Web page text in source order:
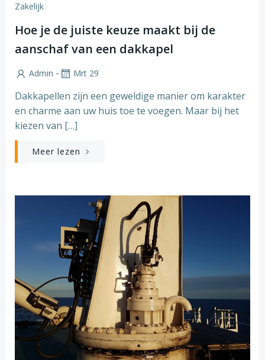
Zakelijk
Hoe je de juiste keuze maakt bij de
aanschaf van een dakkapel
Admin - Mrt 29
Dakkapellen zijn een geweldige manier om karakter
en charme aan uw huis toe te voegen. Maar bij het
kiezen van […]
Meer lezen